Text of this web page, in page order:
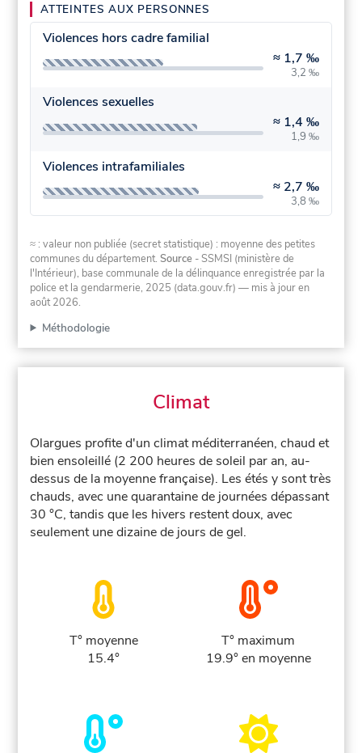
ATTEINTES AUX PERSONNES
Violences hors cadre familial
≈ 1,7 ‰
3,2 ‰
Violences sexuelles
≈ 1,4 ‰
1,9 ‰
Violences intrafamiliales
≈ 2,7 ‰
3,8 ‰
≈ : valeur non publiée (secret statistique) : moyenne des petites
communes du département.Source - SSMSI (ministère de
l'Intérieur), base communale de la délinquance enregistrée par la
police et la gendarmerie, 2025 (data.gouv.fr) — mis à jour en
août 2026.
Méthodologie
Climat
Olargues profite d'un climat méditerranéen, chaud et
bien ensoleillé (2 200 heures de soleil par an, au-
dessus de la moyenne française). Les étés y sont très
chauds, avec une quarantaine de journées dépassant
30 °C, tandis que les hivers restent doux, avec
seulement une dizaine de jours de gel.
T° moyenne
15.4°
T° maximum
19.9° en moyenne